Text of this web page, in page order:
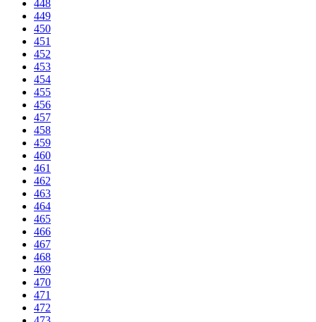
448
449
450
451
452
453
454
455
456
457
458
459
460
461
462
463
464
465
466
467
468
469
470
471
472